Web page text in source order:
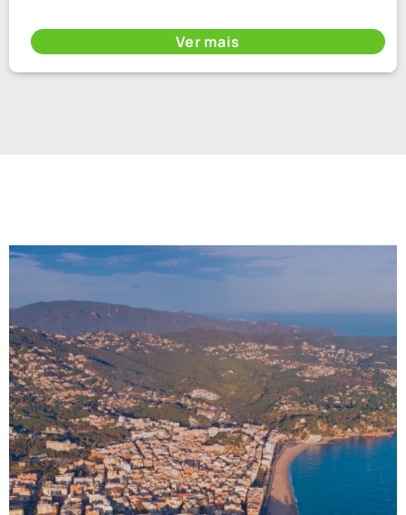
Ver mais